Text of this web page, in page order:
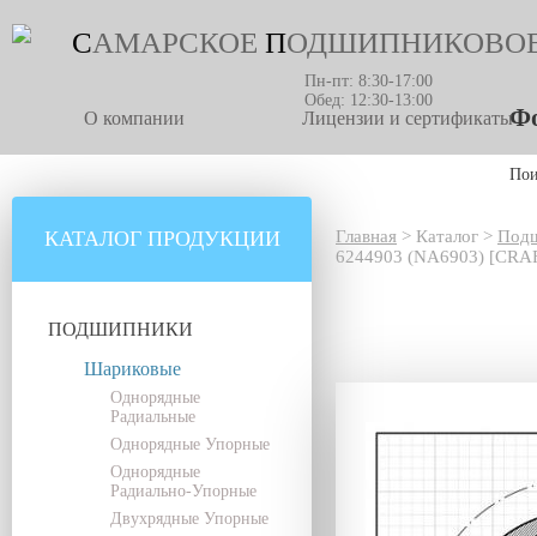
САМАРСКОЕ П
Пн-пт: 8:30-17:00
Обед: 12:30-13:00
О компании Лицензии и сертификаты
КАТАЛОГ ПРОДУКЦИИ
ПОДШИПНИКИ
Шариковые
Однорядные
Радиальные
Однорядные Упорные
Однорядные
Радиально-Упорные
Двухрядные Упорные
Главная > Каталог >
6244903 (NA6903)